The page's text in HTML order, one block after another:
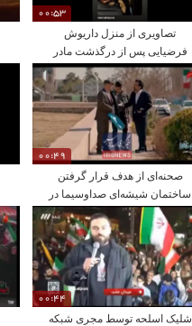
00:53
تصاویری از منزل داریوش
فرضیایی پس از درگذشت مادر
00:49
صحنه‌ای از هدف قرار گرفتن
ساختمان شیشه‌ای صداوسیما در
سریال صفا با خانواده
00:44
شلیک اسلحه توسط مجری شبکه